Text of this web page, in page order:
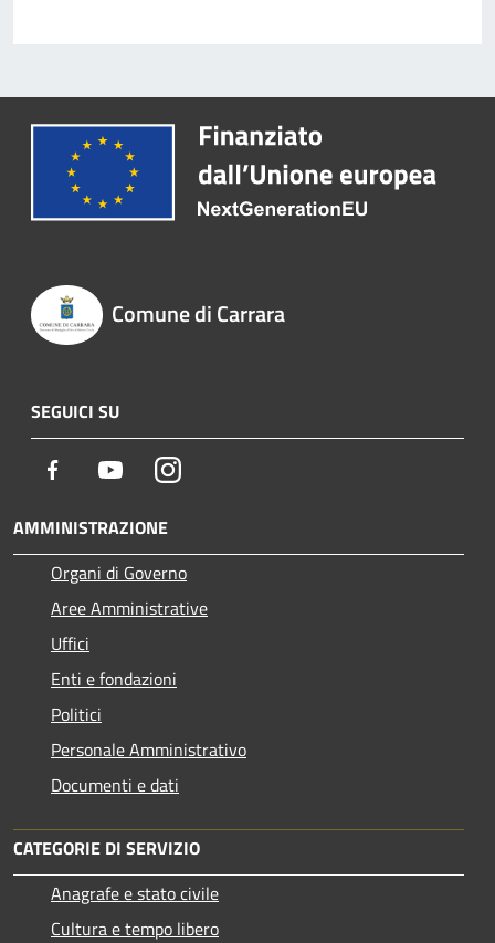
Comune di Carrara
SEGUICI SU
Facebook YoutubeInstagram
AMMINISTRAZIONE
Organi di Governo
Aree Amministrative
Uffici
Enti e fondazioni
Politici
Personale Amministrativo
Documenti e dati
CATEGORIE DI SERVIZIO
Anagrafe e stato civile
Cultura e tempo libero